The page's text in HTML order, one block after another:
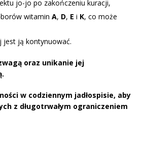
jo-jo po zakończeniu kuracji,
witamin A, D, E i K, co może
jest ją kontynuować.
oraz unikanie jej
w codziennym jadłospisie, aby
z długotrwałym ograniczeniem